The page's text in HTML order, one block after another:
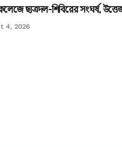
ছাত্রদল-শিবিরের সংঘর্ষ,
4, 2026